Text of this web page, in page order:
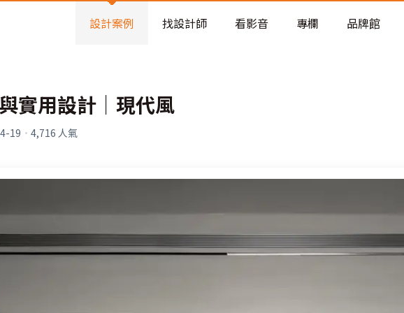
老屋預算分配與高 CP 值煥新術
設計案例 找設計師 看影音 專欄 品牌館
實用設計│現代風
19 · 4,716 人氣